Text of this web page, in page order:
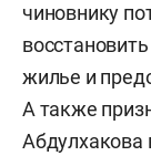
чиновнику
жилье и
А также
Абдулхакова